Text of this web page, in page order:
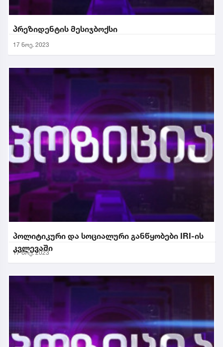
პრეზიდენტის მესიჯბოქსი
17 ნოე. 2023
პოლიტიკური და სოციალური განწყობები IRI-ის
კვლევაში
17 ნოე. 2023